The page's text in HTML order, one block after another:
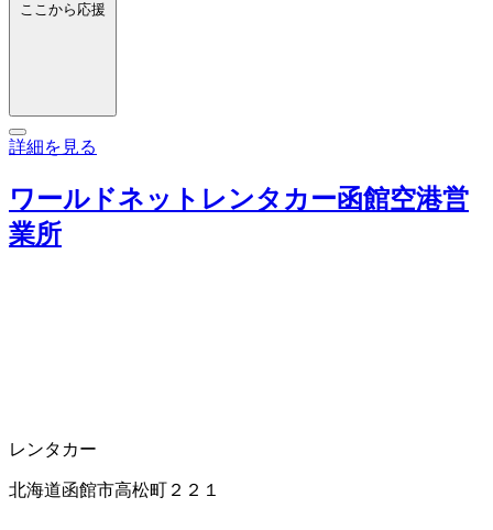
ここから応援
詳細を見る
ワールドネットレンタカー函館空港営
業所
レンタカー
北海道函館市高松町２２１